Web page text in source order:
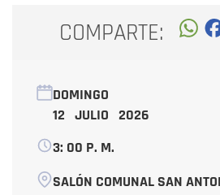
COMPARTE:
DOMINGO
12 JULIO 2026
3: 00 P. M.
SALÓN COMUNAL SAN